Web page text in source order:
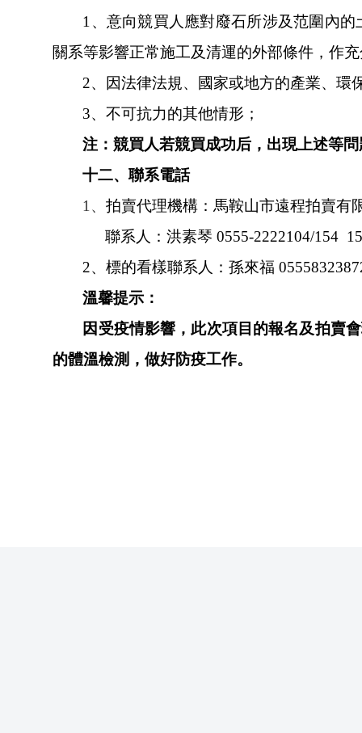
1、意向競買人應對廢石所涉及范圍內的土地
關系等影響正常施工及清運的外部條件，作充
2、因法律法規、國家或地方的產業
3、不可抗力的其他情形；
注：競買人若競買成功后，出現上述等問題
十二、聯系電話
1、拍賣代理機構：馬鞍山市遠程拍賣有
聯系人：洪素琴 0555-2222104/154
2、標的看樣聯系人：孫來福
溫馨提示：
因受疫情影響，此次項目的報名及拍
的體溫檢測，做好防疫工作。